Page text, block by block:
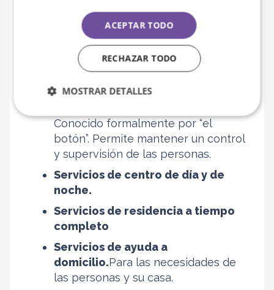
Dependencia
Al igual que en el caso anterior, existen
varios tipos de servicio a los que las
personas con la Ley de la dependencia
Conocido formalmente por “el
botón”. Permite mantener un control
y supervisión de las personas.
Servicios de centro de día y de
noche.
Servicios de residencia a tiempo
completo
Servicios de ayuda a
domicilio.Para las necesidades de
las personas y su casa.
ACEPTAR TODO
RECHAZAR TODO
MOSTRAR DETALLES